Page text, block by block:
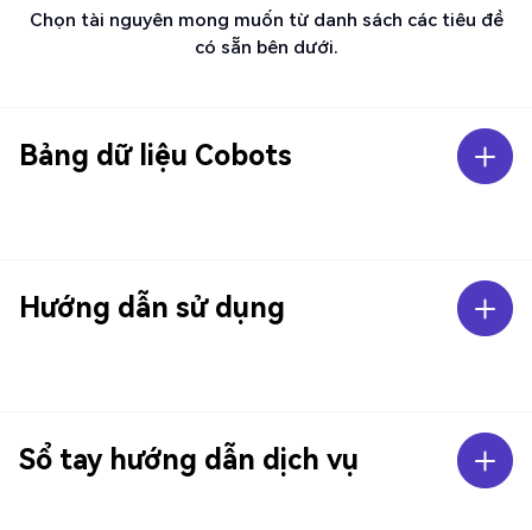
Chọn tài nguyên mong muốn từ danh sách các tiêu đề
có sẵn bên dưới.
Bảng dữ liệu Cobots
Hướng dẫn sử dụng
Sổ tay hướng dẫn dịch vụ